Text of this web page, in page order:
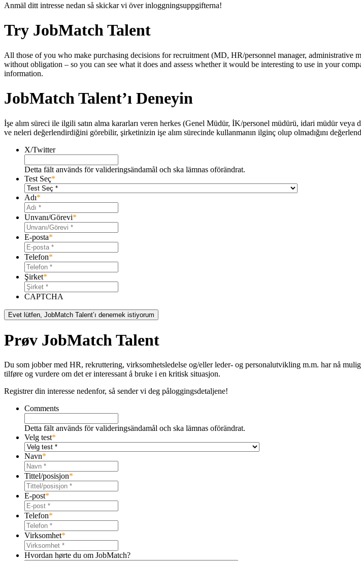
Anmäl ditt intresse nedan så skickar vi över inloggningsuppgifterna!
Try JobMatch Talent
All those of you who make purchasing decisions for recruitment (MD, HR/personnel manager, administrative
without obligation – so you can see what it does and assess whether it would be interesting to use in your
information.
JobMatch Talent’ı Deneyin
İşe alım süreci ile ilgili satın alma kararları veren herkes (Genel Müdür, İK/personel müdürü, idari müdür veya
ve neleri değerlendirdiğini görebilir, şirketinizin işe alım sürecinde kullanmanın ilginç olup olmadığını
X/Twitter
Detta fält används för valideringsändamål och ska lämnas oförändrat.
Test Seç*
Adı*
Unvanı/Görevi*
E-posta*
Telefon*
Şirket*
CAPTCHA
Evet lütfen, JobMatch Talent’ı denemek istiyorum
Prøv JobMatch Talent
Du som jobber med HR, rekruttering, virksomhetsledelse og/eller leder- og personalutvikling m.m. har nå
tilføre og vurdere om det er interessant å bruke i en kritisk situasjon.
Registrer din interesse nedenfor, så sender vi deg påloggingsdetaljene!
Comments
Detta fält används för valideringsändamål och ska lämnas oförändrat.
Velg test*
Navn*
Tittel/posisjon*
E-post*
Telefon*
Virksomhet*
Hvordan hørte du om JobMatch?